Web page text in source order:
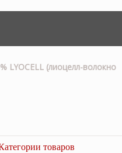
LYOCELL (лиоцелл-волокно
товаров